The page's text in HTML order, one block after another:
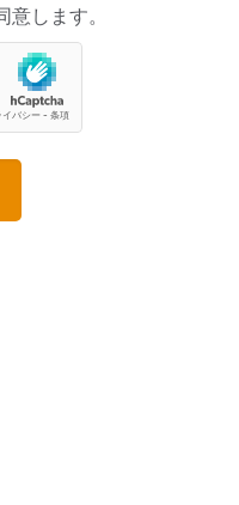
します。